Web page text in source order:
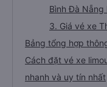
Bình Đà Nẵng
3. Giá vé xe
Bảng tổng hợp
Cách đặt vé xe
nhanh và uy tín nhất